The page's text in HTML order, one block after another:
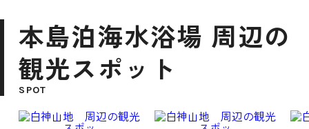
本島泊海水浴場 周辺の
観光スポット
SPOT